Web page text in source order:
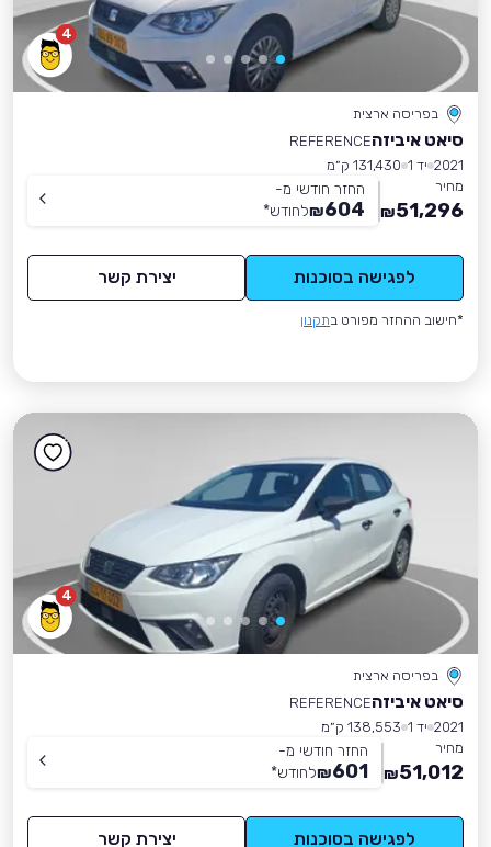
4
בפריסה ארצית
סיאט איביזהREFERENCE
2021 יד 1
131,430 ק״מ
מחיר
51,296
₪
החזר חודשי מ-
604
₪לחודש*
לפגישה בסוכנות יצירת קשר
*חישוב ההחזר מפורט בתקנון
4
בפריסה ארצית
סיאט איביזהREFERENCE
2021 יד 1
138,553 ק״מ
מחיר
51,012
₪
החזר חודשי מ-
601
₪לחודש*
לפגישה בסוכנות יצירת קשר